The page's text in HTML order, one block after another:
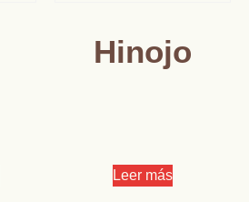
Hinojo
Leer más